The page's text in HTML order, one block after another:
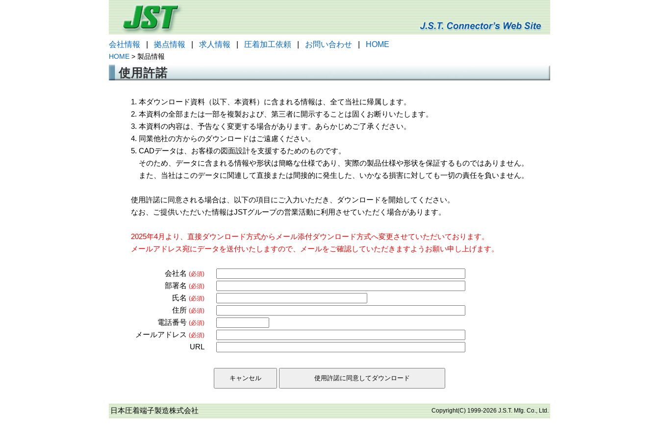
会社情報 拠点情報 求人情報 圧着加工依頼 お問い合わせ HOME
HOME > 製品情報
使用許諾
1. 本ダウンロード資料（以下、本資料）に含まれる情報は、全て当社に帰属します。
2. 本資料の全部または一部を複製および、第三者に開示することは固くお断りいたします。
3. 本資料の内容は、予告なく変更する場合があります。あらかじめご了承ください。
4. 同業他社の方からのダウンロードはご遠慮ください。
5. CADデータは、お客様の図面設計を支援するためのものです。
そのため、データに含まれる情報や形状は簡略な仕様であり、実際の製品仕様や形状を保証するものではありません。
また、当社はこのデータに関連して直接または間接的に発生した、いかなる損害に対しても一切の責任を負いません。
使用許諾に同意される場合は、以下の項目にご入力いただき、ダウンロードを開始してください。
なお、ご提供いただいた情報はJSTグループの営業活動に利用させていただく場合があります。
2025年4月より、直接ダウンロード方式からメール添付ダウンロード方式へ変更させていただいております。
メールアドレス宛にデータを送付いたしますので、メールをご確認していただきますようお願い申し上げます。
会社名 (必須)
部署名 (必須)
氏名 (必須)
住所 (必須)
電話番号 (必須)
メールアドレス (必須)
URL
日本圧着端子製造株式会社 Copyright(C) 1999-2026 J.S.T. Mfg. Co., Ltd.